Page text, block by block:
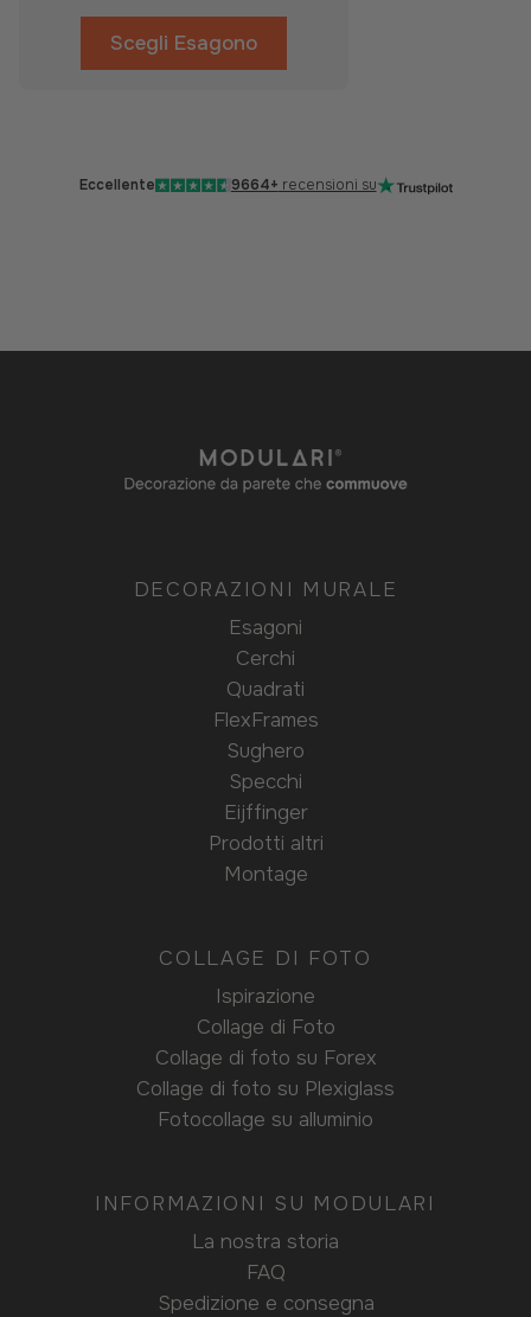
Scegli Esagono
Eccellente 9664+ recensioni su
DECORAZIONI MURALE
Esagoni
Cerchi
Quadrati
FlexFrames
Sughero
Specchi
Eijffinger
Prodotti altri
Montage
COLLAGE DI FOTO
Ispirazione
Collage di Foto
Collage di foto su Forex
Collage di foto su Plexiglass
Fotocollage su alluminio
INFORMAZIONI SU MODULARI
La nostra storia
FAQ
Spedizione e consegna